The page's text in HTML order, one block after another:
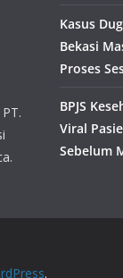
Kasus
Bekasi
Proses
BPJS
Viral
Sebelum
.